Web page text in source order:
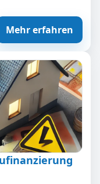
Mehr erfahren